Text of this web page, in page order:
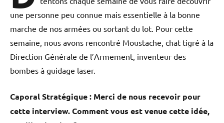
une personne peu connue mais essentielle à la bonne
marche de nos armées ou sortant du lot. Pour cette
semaine, nous avons rencontré Moustache, chat tigré à la
Direction Générale de l’Armement, inventeur des
bombes à guidage laser.
Caporal Stratégique : Merci de nous recevoir pour
cette interview.Comment vous est venue cette idée,